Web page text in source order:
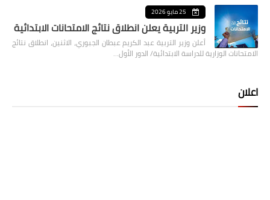
25 مايو 2026
وزير التربية يعلن انطلاق نتائج الامتحانات الابتدائية
أعلن وزير التربية عبد الكريم عبطان الجبوري، الاثنين، انطلاق نتائج
الامتحانات الوزارية للدراسة الابتدائية/ الدور الأول…
اعلان